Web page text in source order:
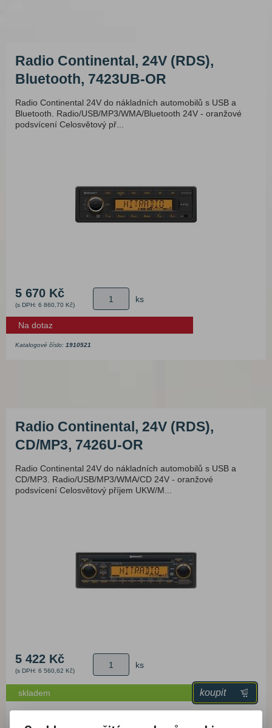
Radio Continental, 24V (RDS),
Bluetooth, 7423UB-OR
Radio Continental 24V do nákladních automobilů s USB a
Bluetooth. Radio/USB/MP3/WMA/Bluetooth 24V - oranžové
podsvícení Celosvětový př...
5 670 Kč
(s DPH: 6 860,70 Kč)
ks
Na dotaz
Katalogové číslo: 1910521
Radio Continental, 24V (RDS),
CD/MP3, 7426U-OR
Radio Continental 24V do nákladních automobilů s USB a
CD/MP3. Radio/USB/MP3/WMA/CD 24V - oranžové
podsvícení Celosvětový příjem UKW/M...
5 422 Kč
(s DPH: 6 560,62 Kč)
ks
skladem koupit